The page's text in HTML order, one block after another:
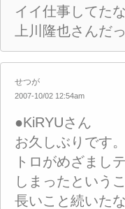
イイ仕事してた
上川隆也さんだ
せつが
2007-10/02 12:54am
●KiRYUさん
お久しぶりです。
トロがめざまし
しまったという
長いこと続いた